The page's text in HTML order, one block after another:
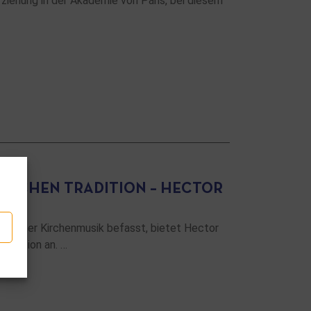
TRADITION – HECTOR
Kirchenmusik befasst, bietet Hector
an. …